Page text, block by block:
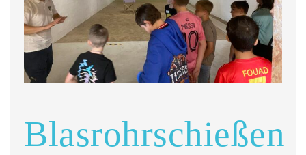
Blasrohrschießen